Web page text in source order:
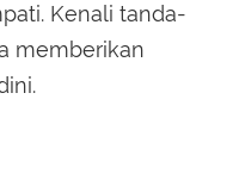
Kenali tanda-
memberikan